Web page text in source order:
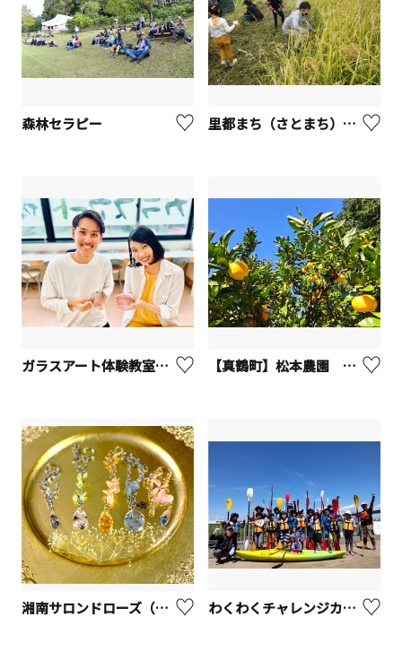
森林セラピー 里都まち（さとまち）・なかい農作物収穫体験【中井町】
ガラスアート体験教室（上田工芸ガラスアート）【箱根町】 【真鶴町】松本農園 みかん狩り
湘南サロンドローズ（アクセサリー作り体験など） わくわくチャレンジカヌー【寒川町】